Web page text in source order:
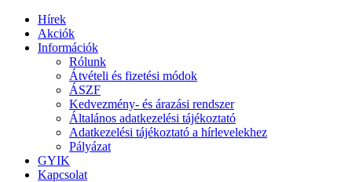
Hírek
Akciók
Információk
Rólunk
Átvételi és fizetési módok
ÁSZF
Kedvezmény- és árazási rendszer
Általános adatkezelési tájékoztató
Adatkezelési tájékoztató a hírlevelekhez
Pályázat
GYIK
Kapcsolat